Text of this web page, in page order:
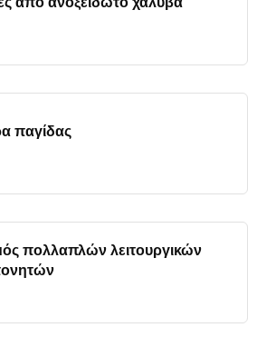
παγίδας
πολλαπλών λειτουργικών